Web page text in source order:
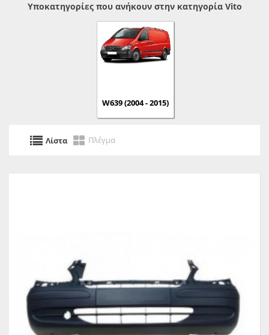
Υποκατηγορίες που ανήκουν στην κατηγορία Vito
W639 (2004 - 2015)
Λίστα Πλέγμα